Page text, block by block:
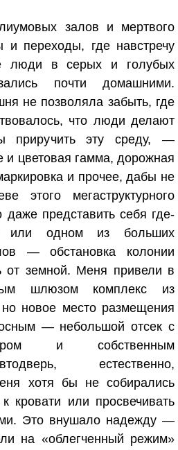
залов и мертвого
переходы, где навстречу
люди в серых и голубых
почти домашними.
не позволяла забыть, где
что люди делают
приручить эту среду, —
цветовая гамма, дорожная
и прочее, дабы не
этого мегаструктурного
представить себя где-
или одном из больших
— обстановка колонии
от земной. Меня привели в
шлюзом комплекс из
новое место размещения
— небольшой отсек с
и собственным
естественно,
хотя бы не собирались
кровати или просвечивать
Это внушало надежду —
на «облегченный режим»